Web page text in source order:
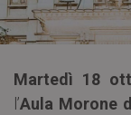
Martedì 18
l’Aula Morone